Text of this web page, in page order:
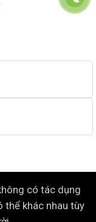
có tác dụng
thể khác nhau tùy